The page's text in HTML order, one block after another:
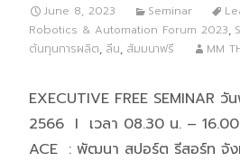
June 8, 2023 Seminar
Robotics & Automation Forum 2023,
ต้นทุนการผลิต, ลีน, สัมมนาฟรี MM
EXECUTIVE FREE SEMINAR
2566 I เวลา 08.30 น. –
ACE : พัฒนา สปอร์ต รีสอร์ท จั